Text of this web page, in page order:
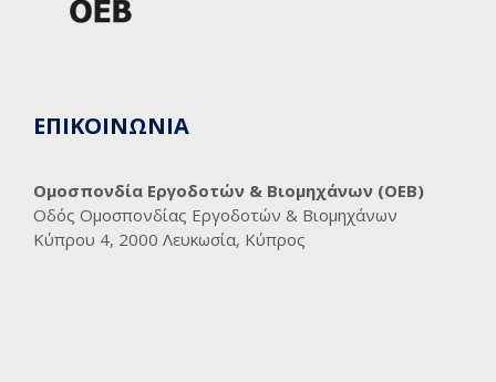
ΕΠΙΚΟΙΝΩΝΙΑ
Ομοσπονδία Εργοδοτών & Βιομηχάνων (ΟΕΒ)
Οδός Ομοσπονδίας Εργοδοτών & Βιομηχάνων
Κύπρου 4, 2000 Λευκωσία, Κύπρος